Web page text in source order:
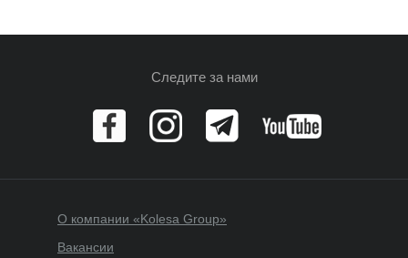
Следите за нами
О компании «Kolesa Group»
Вакансии